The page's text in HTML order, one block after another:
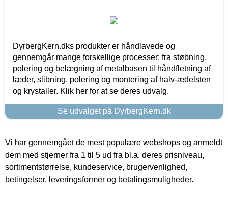
DyrbergKern.dks produkter er håndlavede og
gennemgår mange forskellige processer: fra støbning,
polering og belægning af metalbasen til håndfletning af
læder, slibning, polering og montering af halv-ædelsten
og krystaller. Klik her for at se deres udvalg.
Se udvalget på DyrbergKern.dk
Vi har gennemgået de mest populære webshops og anmeldt
dem med stjerner fra 1 til 5 ud fra bl.a. deres prisniveau,
sortimentstørrelse, kundeservice, brugervenlighed,
betingelser, leveringsformer og betalingsmuligheder.